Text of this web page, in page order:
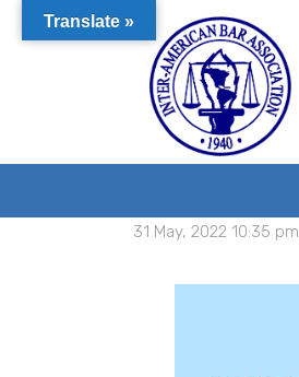
31 May, 2022 10:35 pm
Translate »